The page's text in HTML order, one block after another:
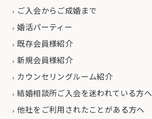
ご入会からご成婚まで
婚活パーティー
既存会員様紹介
新規会員様紹介
カウンセリングルーム紹介
結婚相談所ご入会を迷われている方へ
他社をご利用されたことがある方へ